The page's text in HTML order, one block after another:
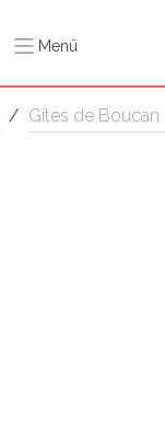
Menü
/ Gîtes de Boucan